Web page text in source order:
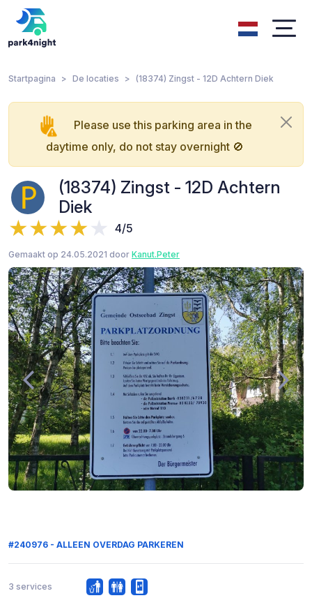
Startpagina De locaties (18374) Zingst - 12D Achtern Diek
Please use this parking area in the
daytime only, do not stay overnight 🚫
(18374) Zingst - 12D Achtern
Diek
4/5
Gemaakt op 24.05.2021 door Kanut.Peter
#240976 - ALLEEN OVERDAG PARKEREN
3 services